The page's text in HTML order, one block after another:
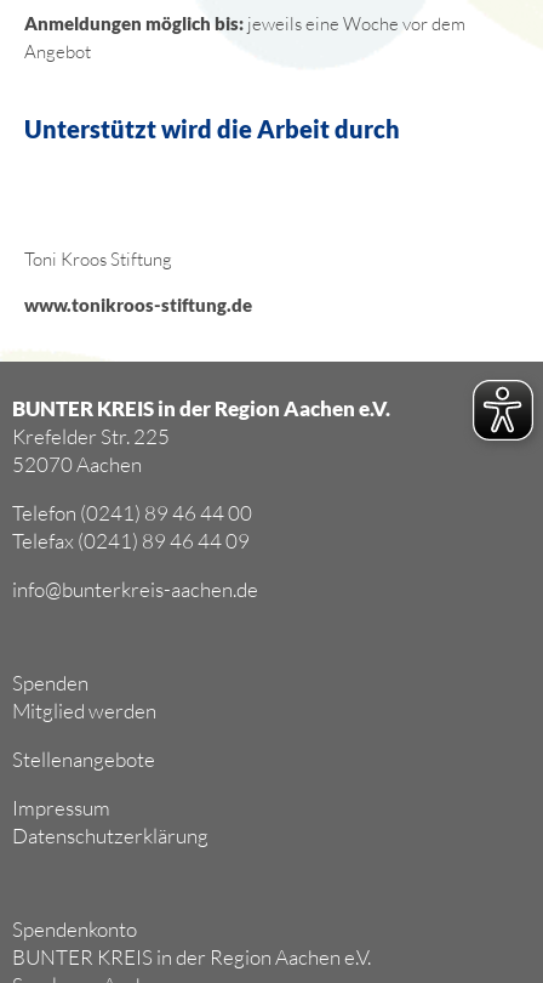
Anmeldungen möglich bis: jeweils eine Woche vor dem
Angebot
Unterstützt wird die Arbeit durch
Toni Kroos Stiftung
www.tonikroos-stiftung.de
BUNTER KREIS in der Region Aachen e.V.
Krefelder Str. 225
52070 Aachen
Telefon (0241) 89 46 44 00
Telefax (0241) 89 46 44 09
info@bunterkreis-aachen.de
Spenden
Mitglied werden
Stellenangebote
Impressum
Datenschutzerklärung
Spendenkonto
BUNTER KREIS in der Region Aachen e.V.